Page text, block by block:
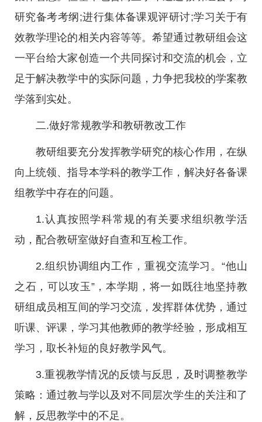
研究备考考纲;进行集体备课观评研讨;学习关于有
效教学理论的相关内容等等。希望通过教研组会这
一平台给大家创造一个共同探讨和交流的机会，立
足于解决教学中的实际问题，力争把我校的学案教
学落到实处。
二.做好常规教学和教研教改工作
教研组要充分发挥教学研究的核心作用，在纵
向上统领、指导本学科的教学工作，解决好各备课
组教学中存在的问题。
1.认真按照学科常规的有关要求组织教学活
动，配合教研室做好自查和互检工作。
2.组织协调组内工作，重视交流学习。“他山
之石，可以攻玉”，本学期，将一如既往地坚持教
研组成员相互间的学习交流，发挥群体优势，通过
听课、评课，学习其他教师的教学经验，形成相互
学习，取长补短的良好教学风气。
3.重视教学情况的反馈与反思，及时调整教学
策略：通过教与学以及对不同层次学生的关注和了
解，反思教学中的不足。